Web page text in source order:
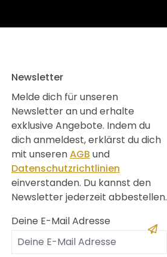
Newsletter
Melde dich für unseren
Newsletter an und erhalte
exklusive Angebote. Indem du
dich anmeldest, erklärst du dich
mit unserenAGB und
Datenschutzrichtlinien
einverstanden. Du kannst den
Newsletter jederzeit abbestellen.
Deine E-Mail Adresse